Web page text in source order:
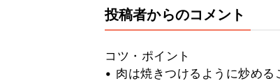
投稿者からのコメント
コツ・ポイント
• 肉は焼きつけるように炒める